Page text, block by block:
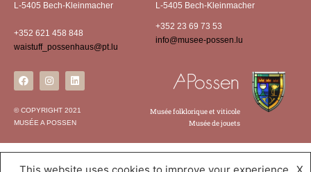
L-5405 Bech-Kleinmacher
+352 621 458 848
waistuff_possenhaus@pt.lu
L-5405 Bech-Kleinmacher
+352 23 69 73 53
info@musee-possen.lu
© COPYRIGHT 2021
MUSÉE A POSSEN
Musée folklorique et viticole
Musée de jouets